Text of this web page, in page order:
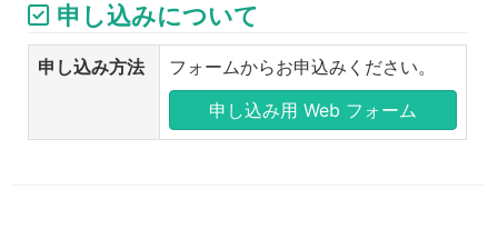
申し込みについて
申し込み方法
フォームからお申込みください。
申し込み用 Web フォーム